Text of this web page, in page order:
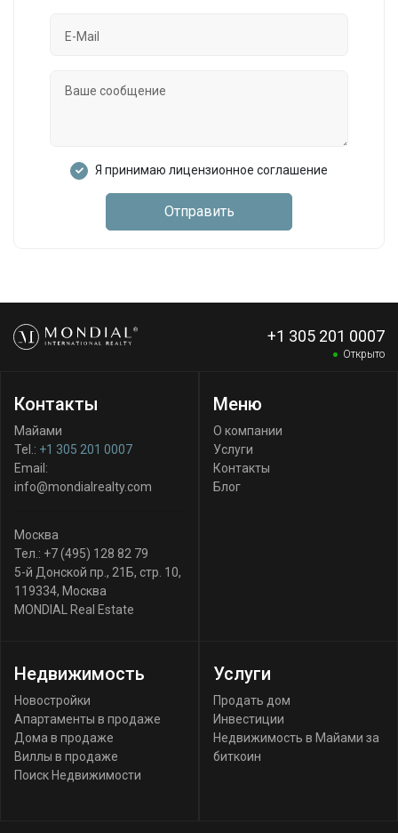
Я принимаю лицензионное соглашение
Отправить
+1 305 201 0007
Открыто
Контакты
Майами
Tel.: +1 305 201 0007
Email:
info@mondialrealty.com
Москва
Тел.: +7 (495) 128 82 79
5-й Донской пр., 21Б, стр. 10,
119334, Москва
MONDIAL Real Estate
Меню
О компании
Услуги
Контакты
Блог
Недвижимость
Новостройки
Апартаменты в продаже
Дома в продаже
Виллы в продаже
Поиск Недвижимости
Услуги
Продать дом
Инвестиции
Недвижимость в Майами за
биткоин